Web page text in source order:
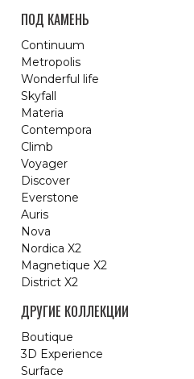
ПОД КАМЕНЬ
Continuum
Metropolis
Wonderful life
Skyfall
Materia
Contempora
Climb
Voyager
Discover
Everstone
Auris
Nova
Nordica X2
Magnetique X2
District X2
ДРУГИЕ КОЛЛЕКЦИИ
Boutique
3D Experience
Surface